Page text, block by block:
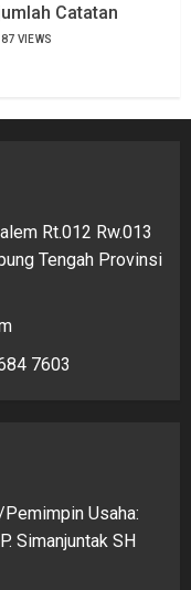
Catatan
87 VIEWS
Rt.012 Rw.013
Tengah Provinsi
7603
Usaha:
Simanjuntak SH